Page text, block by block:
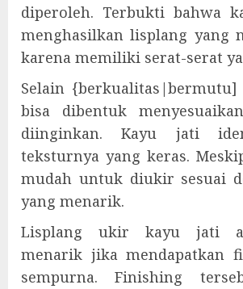
diperoleh. Terbukti bahwa
menghasilkan lisplang yang
karena memiliki serat-serat
Selain
bisa dibentuk
diinginkan. Kayu jati
teksturnya yang keras.
mudah untuk diukir sesuai
yang menarik.
Lisplang ukir kayu jati
menarik jika mendapatkan
sempurna. Finishing